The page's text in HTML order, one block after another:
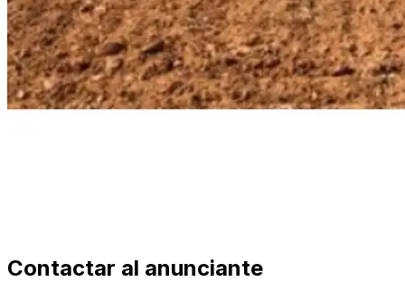
Contactar al anunciante